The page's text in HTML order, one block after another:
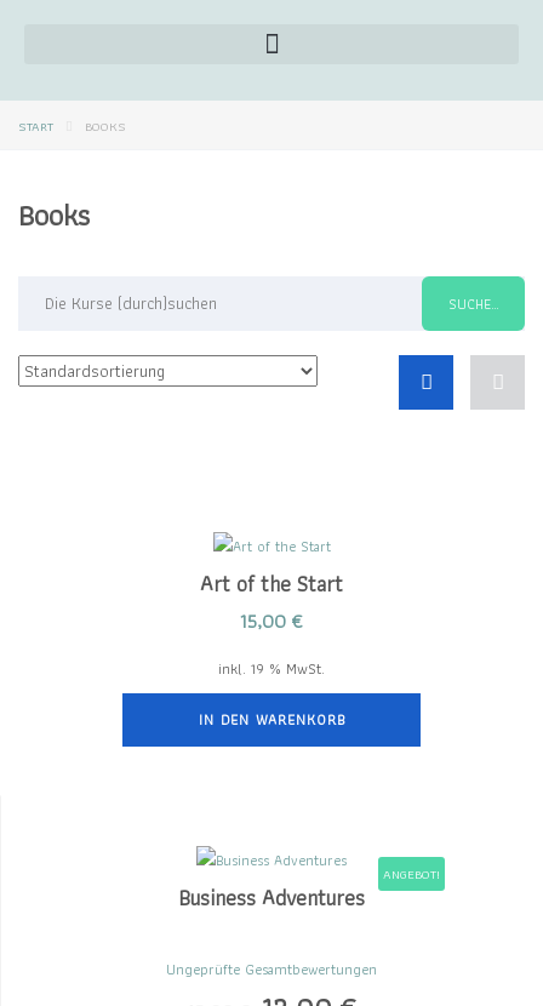
START BOOKS
Books
Art of the Start
15,00 €
inkl. 19 % MwSt.
IN DEN WARENKORB
ANGEBOT!
Business Adventures
Ungeprüfte Gesamtbewertungen